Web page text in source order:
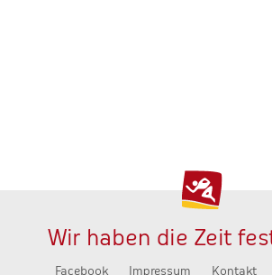
Wir haben die Zeit
Facebook Impressum Kontakt